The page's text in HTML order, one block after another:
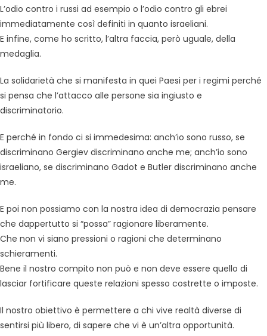
L’odio contro i russi ad esempio o l’odio contro gli ebrei
immediatamente così definiti in quanto israeliani.
E infine, come ho scritto, l’altra faccia, però uguale, della
medaglia.
La solidarietà che si manifesta in quei Paesi per i regimi perché
si pensa che l’attacco alle persone sia ingiusto e
discriminatorio.
E perché in fondo ci si immedesima: anch’io sono russo, se
discriminano Gergiev discriminano anche me; anch’io sono
israeliano, se discriminano Gadot e Butler discriminano anche
me.
E poi non possiamo con la nostra idea di democrazia pensare
che dappertutto si “possa” ragionare liberamente.
Che non vi siano pressioni o ragioni che determinano
schieramenti.
Bene il nostro compito non può e non deve essere quello di
lasciar fortificare queste relazioni spesso costrette o imposte.
Il nostro obiettivo è permettere a chi vive realtà diverse di
sentirsi più libero, di sapere che vi è un’altra opportunità.